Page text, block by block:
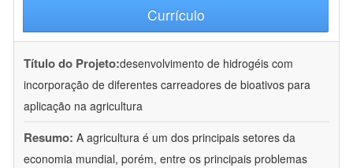
Currículo
Título do Projeto:desenvolvimento de hidrogéis com
incorporação de diferentes carreadores de bioativos para
aplicação na agricultura
Resumo: A agricultura é um dos principais setores da
economia mundial, porém, entre os principais problemas